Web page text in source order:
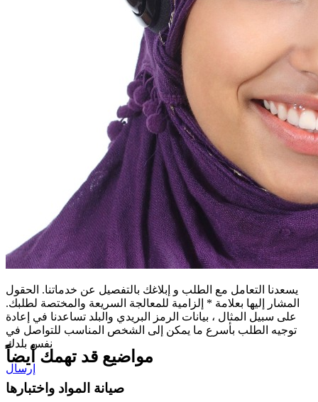
يسعدنا التعامل مع الطلب و إبلاغك بالتفصيل عن خدماتنا. الحقول
المشار إليها بعلامة * إلزامية للمعالجة السريعة والمختصة لطلبك.
على سبيل المثال ، بيانات الرمز البريدي والبلد تساعدنا في إعادة
توجيه الطلب بأسرع ما يمكن إلى الشخص المناسب للتواصل في
نفس بلدك
إرسال
مواضيع قد تهمك أيضاً
صيانة المواد واختبارها